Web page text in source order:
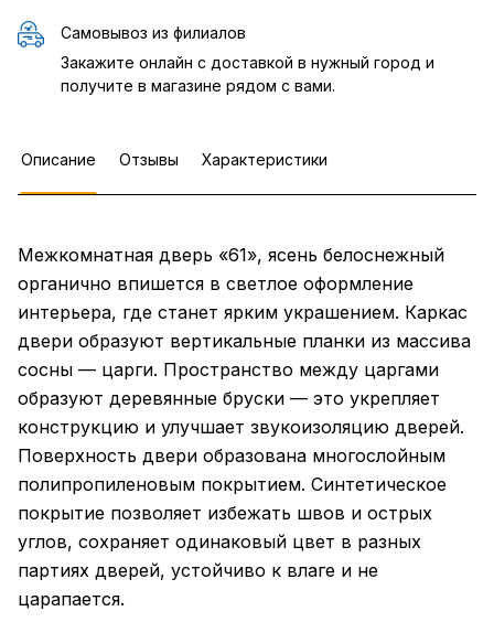
Самовывоз из филиалов
Закажите онлайн с доставкой в нужный город и
получите в магазине рядом с вами.
Описание Отзывы Характеристики
Межкомнатная дверь «61», ясень белоснежный
органично впишется в светлое оформление
интерьера, где станет ярким украшением. Каркас
двери образуют вертикальные планки из массива
сосны — царги. Пространство между царгами
образуют деревянные бруски — это укрепляет
конструкцию и улучшает звукоизоляцию дверей.
Поверхность двери образована многослойным
полипропиленовым покрытием. Синтетическое
покрытие позволяет избежать швов и острых
углов, сохраняет одинаковый цвет в разных
партиях дверей, устойчиво к влаге и не
царапается.